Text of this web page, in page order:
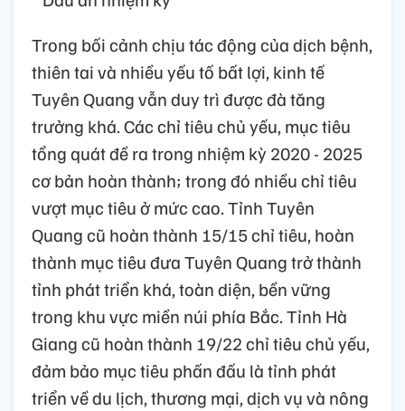
Trong bối cảnh chịu tác động của dịch bệnh,
thiên tai và nhiều yếu tố bất lợi, kinh tế
Tuyên Quang vẫn duy trì được đà tăng
trưởng khá. Các chỉ tiêu chủ yếu, mục tiêu
tổng quát đề ra trong nhiệm kỳ 2020 - 2025
cơ bản hoàn thành; trong đó nhiều chỉ tiêu
vượt mục tiêu ở mức cao. Tỉnh Tuyên
Quang cũ hoàn thành 15/15 chỉ tiêu, hoàn
thành mục tiêu đưa Tuyên Quang trở thành
tỉnh phát triển khá, toàn diện, bền vững
trong khu vực miền núi phía Bắc. Tỉnh Hà
Giang cũ hoàn thành 19/22 chỉ tiêu chủ yếu,
đảm bảo mục tiêu phấn đấu là tỉnh phát
triển về du lịch, thương mại, dịch vụ và nông